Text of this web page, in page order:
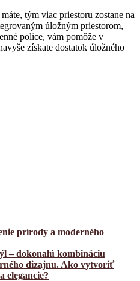
tým viac priestoru zostane na
úložným priestorom,
police, vám pomôže v
získate dostatok úložného
prírody a moderného
– dokonalú kombináciu
dizajnu. Ako vytvoriť
elegancie?